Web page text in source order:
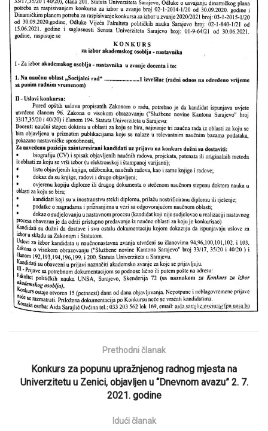
Prethodni članak
Konkurs za popunu upražnjenog radnog mjesta na
Univerzitetu u Zenici, objavljen u “Dnevnom avazu” 2. 7.
2021. godine
Idući članak